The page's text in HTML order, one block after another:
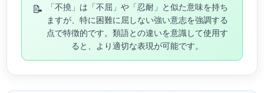
📝
「不撓」は「不屈」や「忍耐」と似た意味を持ち
ますが、特に困難に屈しない強い意志を強調する
点で特徴的です。類語との違いを意識して使用す
ると、より適切な表現が可能です。